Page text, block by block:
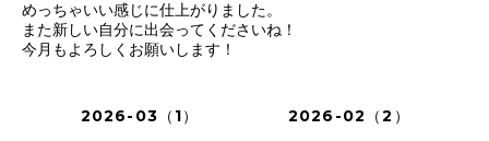
めっちゃいい感じに仕上がりました。
また新しい自分に出会ってくださいね！
今月もよろしくお願いします！
2026-03（1）
2026-02（2）